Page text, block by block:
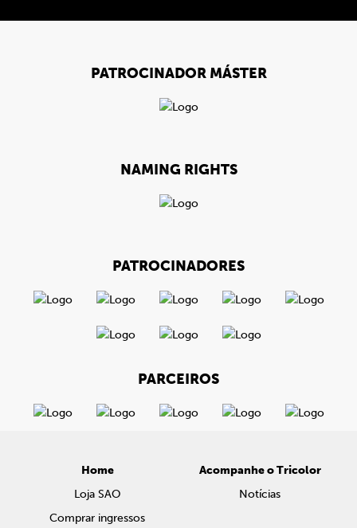
PATROCINADOR MÁSTER
NAMING RIGHTS
PATROCINADORES
PARCEIROS
Home
Loja SAO
Comprar ingressos
Acompanhe o Tricolor
Notícias